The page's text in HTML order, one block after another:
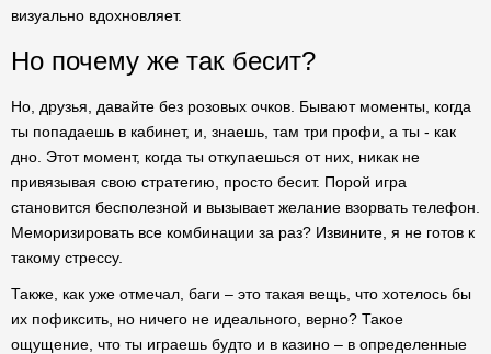
визуально вдохновляет.
Но почему же так бесит?
Но, друзья, давайте без розовых очков. Бывают моменты, когда
ты попадаешь в кабинет, и, знаешь, там три профи, а ты - как
дно. Этот момент, когда ты откупаешься от них, никак не
привязывая свою стратегию, просто бесит. Порой игра
становится бесполезной и вызывает желание взорвать телефон.
Меморизировать все комбинации за раз? Извините, я не готов к
такому стрессу.
Также, как уже отмечал, баги – это такая вещь, что хотелось бы
их пофиксить, но ничего не идеального, верно? Такое
ощущение, что ты играешь будто и в казино – в определенные